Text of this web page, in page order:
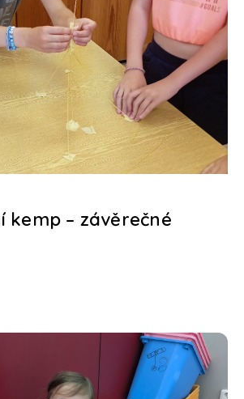
kemp – závěrečné